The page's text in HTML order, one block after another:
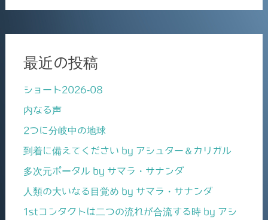
最近の投稿
ショート2026-08
内なる声
2つに分岐中の地球
到着に備えてください by アシュター＆カリガル
多次元ポータル by サマラ・サナンダ
人類の大いなる目覚め by サマラ・サナンダ
1stコンタクトは二つの流れが合流する時 by アシ